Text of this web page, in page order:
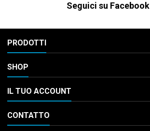
Seguici su Facebook
PRODOTTI
SHOP
IL TUO ACCOUNT
CONTATTO